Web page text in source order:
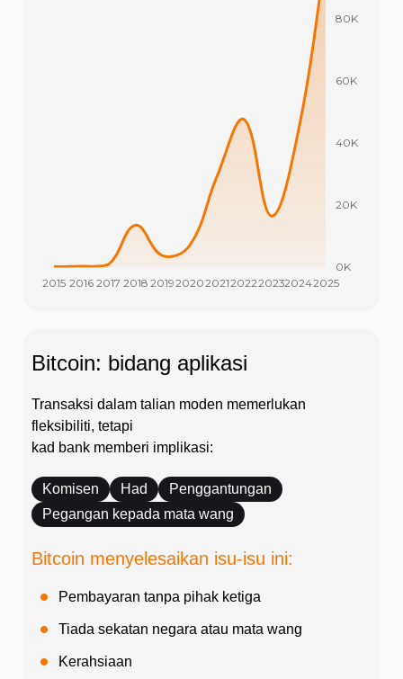
Bitcoin: bidang aplikasi
Transaksi dalam talian moden memerlukan
fleksibiliti, tetapi
kad bank memberi implikasi:
Komisen Had
Penggantungan
Pegangan kepada mata wang
Bitcoin menyelesaikan isu-isu ini:
Pembayaran tanpa pihak ketiga
Tiada sekatan negara atau mata wang
Kerahsiaan